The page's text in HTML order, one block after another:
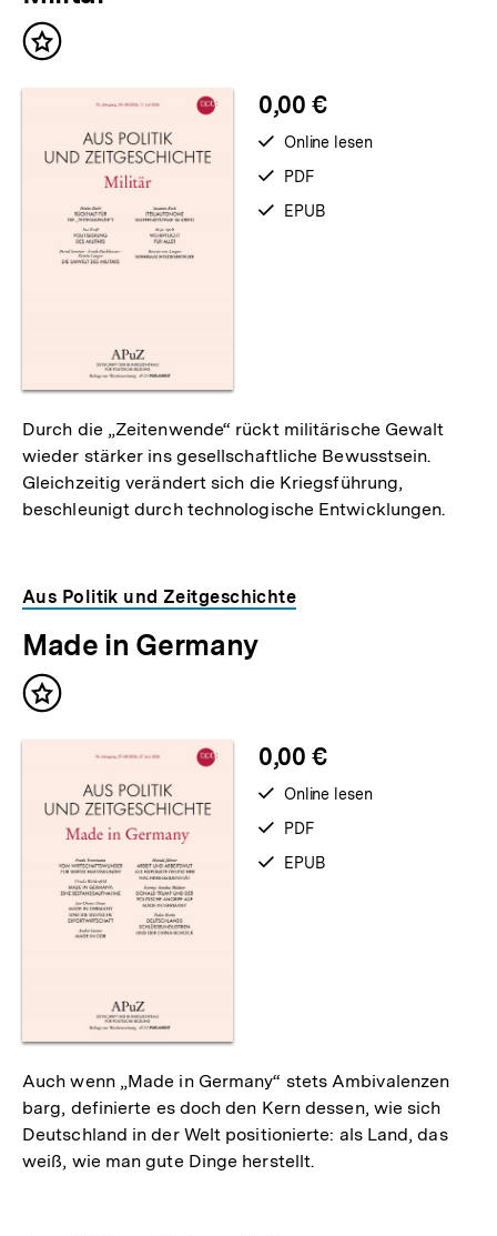
Inhalt
0,00 €
verfügbar
Online lesen
verfügbar
PDF
verfügbar
EPUB
Durch die „Zeitenwende“ rückt militärische Gewalt
wieder stärker ins gesellschaftliche Bewusstsein.
Gleichzeitig verändert sich die Kriegsführung,
beschleunigt durch technologische Entwicklungen.
Aus Politik und Zeitgeschichte
Made in Germany
Inhalt
0,00 €
verfügbar
Online lesen
verfügbar
PDF
verfügbar
EPUB
Auch wenn „Made in Germany“ stets Ambivalenzen
barg, definierte es doch den Kern dessen, wie sich
Deutschland in der Welt positionierte: als Land, das
weiß, wie man gute Dinge herstellt.